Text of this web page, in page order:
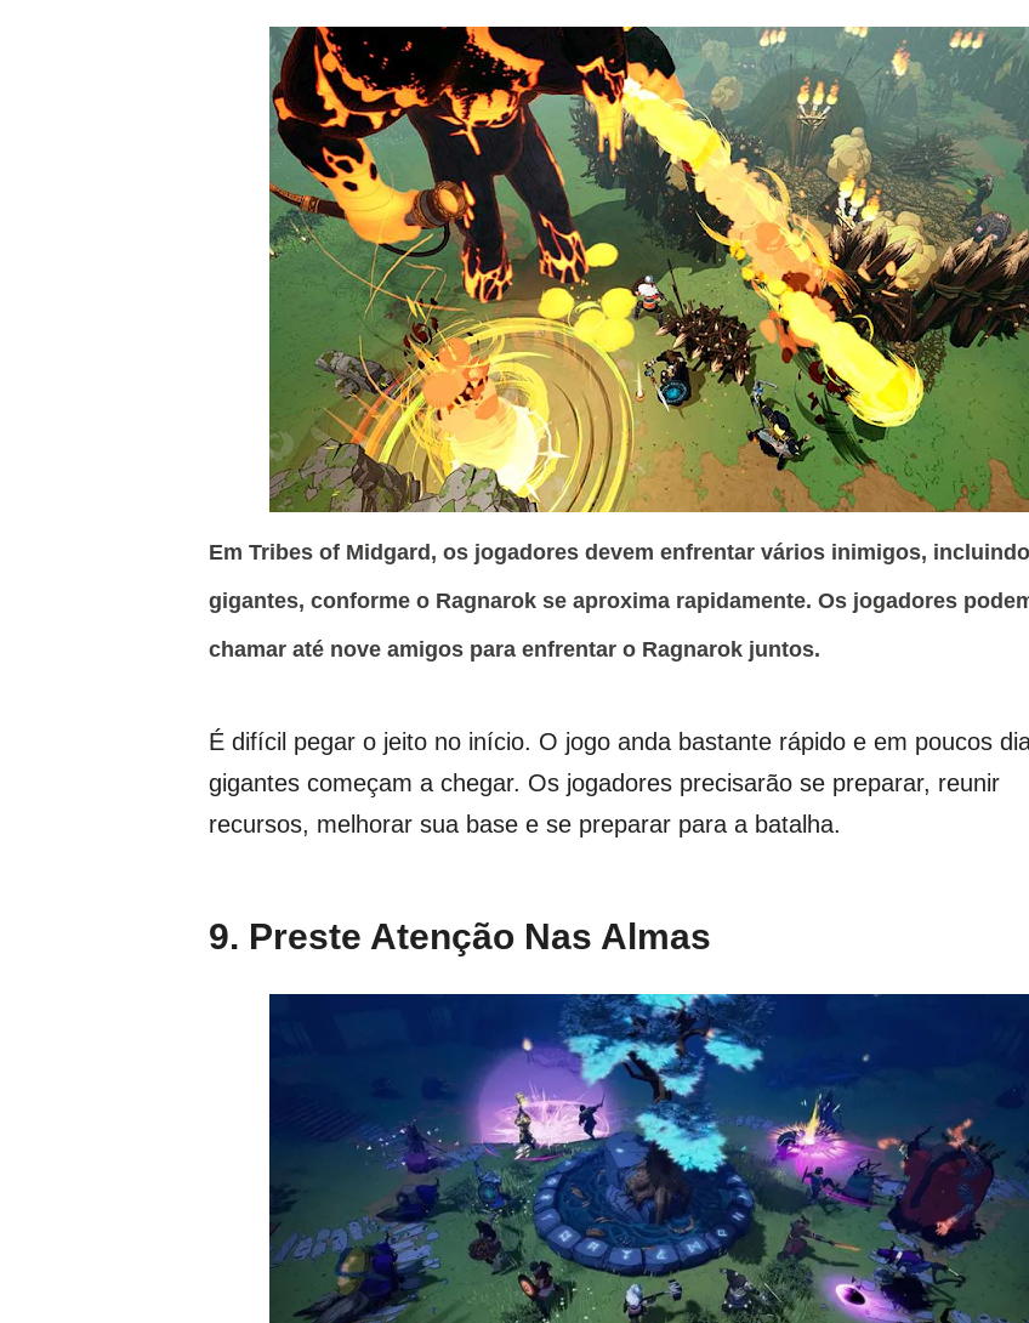
Em Tribes of Midgard, os jogadores devem enfrentar vários inimigos, incluindo
gigantes, conforme o Ragnarok se aproxima rapidamente. Os jogadores
chamar até nove amigos para enfrentar o Ragnarok juntos.
É difícil pegar o jeito no início. O jogo anda bastante rápido e em poucos
gigantes começam a chegar. Os jogadores precisarão se preparar, reunir
recursos, melhorar sua base e se preparar para a batalha.
9. Preste Atenção Nas Almas